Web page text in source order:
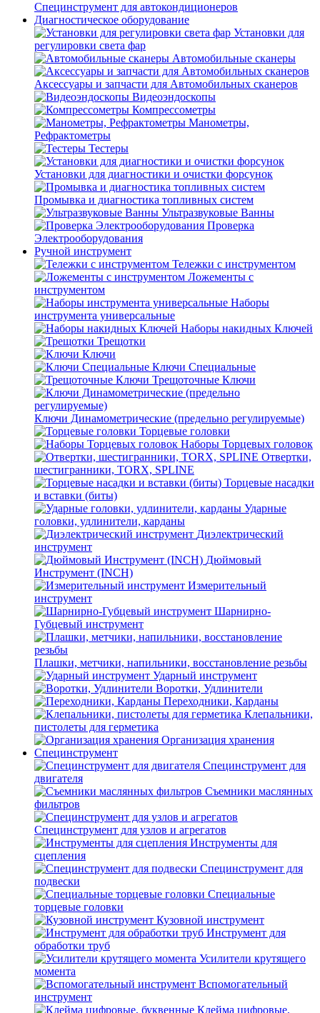
Специнструмент для автокондиционеров
Диагностическое оборудование
Установки для
регулировки света фар
Автомобильные сканеры
Аксессуары и запчасти для Автомобильных сканеров
Видеоэндоскопы
Компрессометры
Манометры,
Рефрактометры
Тестеры
Установки для диагностики и очистки форсунок
Промывка и диагностика топливных систем
Ультразвуковые Ванны
Проверка
Электрооборудования
Ручной инструмент
Тележки с инструментом
Ложементы с
инструментом
Наборы
инструмента универсальные
Наборы накидных Ключей
Трещотки
Ключи
Ключи Специальные
Трещоточные Ключи
Ключи Динамометрические (предельно регулируемые)
Торцевые головки
Наборы Торцевых головок
Отвертки,
шестигранники, TORX, SPLINE
Торцевые насадки
и вставки (биты)
Ударные
головки, удлинители, карданы
Диэлектрический
инструмент
Дюймовый
Инструмент (INCH)
Измерительный
инструмент
Шарнирно-
Губцевый инструмент
Плашки, метчики, напильники, восстановление резьбы
Ударный инструмент
Воротки, Удлинители
Переходники, Карданы
Клепальники,
пистолеты для герметика
Организация хранения
Специнструмент
Специнструмент для
двигателя
Съемники маслянных
фильтров
Специнструмент для узлов и агрегатов
Инструменты для
сцепления
Специнструмент для
подвески
Специальные
торцевые головки
Кузовной инструмент
Инструмент для
обработки труб
Усилители крутящего
момента
Вспомогательный
инструмент
Клейма цифровые,